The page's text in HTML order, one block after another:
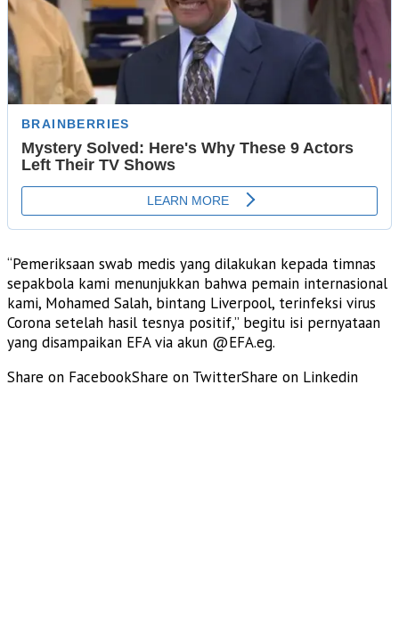
“Pemeriksaan swab medis yang dilakukan kepada timnas
sepakbola kami menunjukkan bahwa pemain internasional
kami, Mohamed Salah, bintang Liverpool, terinfeksi virus
Corona setelah hasil tesnya positif,” begitu isi pernyataan
yang disampaikan EFA via akun @EFA.eg.
Share on FacebookShare on TwitterShare on Linkedin